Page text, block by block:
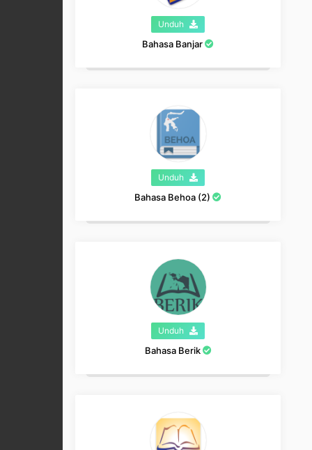
Unduh
Bahasa Banjar
Unduh
Bahasa Behoa (2)
Unduh
Bahasa Berik